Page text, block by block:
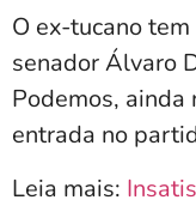
O ex-tucano
senador Álvaro
Podemos, ainda
entrada no
Leia mais: